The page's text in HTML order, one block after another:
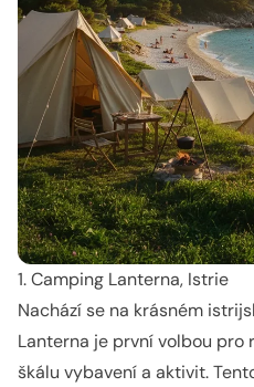
1. Camping Lanterna, Istrie
Nachází se na krásném
Lanterna je první volbou pro
škálu vybavení a aktivit.